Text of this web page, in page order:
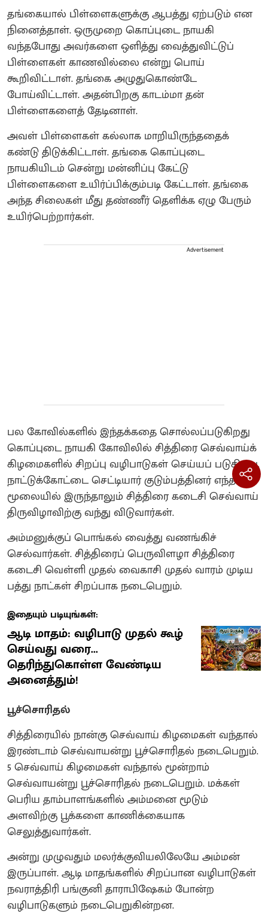
தங்கையால் பிள்ளைகளுக்கு ஆபத்து ஏற்படும் என
நினைத்தாள்‌. ஒருமுறை கொப்புடை நாயகி
வந்தபோது அவர்களை ஒளித்து வைத்துவிட்டுப்
பிள்ளைகள் காணவில்லை என்று பொய்
கூறிவிட்டாள். தங்கை அழுதுகொண்டே
போய்விட்டாள். அதன்பிறகு காடம்மா தன்
பிள்ளைகளைத் தேடினாள்.‌
அவள் பிள்ளைகள் கல்லாக மாறியிருந்ததைக்
கண்டு திடுக்கிட்டாள். தங்கை கொப்புடை
நாயகியிடம் சென்று மன்னிப்பு கேட்டு
பிள்ளைகளை உயிர்ப்பிக்கும்படி கேட்டாள். தங்கை
அந்த சிலைகள் மீது தண்ணீர் தெளிக்க ஏழு பேரும்
உயிர்பெற்றார்கள்.
Advertisement
பல கோவில்களில் இந்தக்கதை சொல்லப்படுகிறது
கொப்புடை நாயகி கோவிலில் சித்திரை செவ்வாய்க்
கிழமைகளில் சிறப்பு வழிபாடுகள் செய்யப் படுகிறது.‌
நாட்டுக்கோட்டை செட்டியார் குடும்பத்தினர் எந்த
மூலையில் இருந்தாலும் சித்திரை கடைசி செவ்வாய்
திருவிழாவிற்கு வந்து விடுவார்கள்.‌
அம்மனுக்குப் பொங்கல் வைத்து வணங்கிச்
செல்வார்கள். ‌சித்திரைப் பெருவிளழா சித்திரை
கடைசி வெள்ளி முதல் வைகாசி முதல் வாரம் முடிய
பத்து நாட்கள் சிறப்பாக நடைபெறும்.
இதையும் படியுங்கள்:
ஆடி மாதம்: வழிபாடு முதல் கூழ்
செய்வது வரை...
தெரிந்துகொள்ள வேண்டிய
அனைத்தும்!
பூச்சொரிதல்
சித்திரையில் நான்கு செவ்வாய் கிழமைகள் வந்தால்
இரண்டாம் செவ்வாயன்று பூச்சொரிதல் நடைபெறும்.
5 செவ்வாய் கிழமைகள் வந்தால் மூன்றாம்
செவ்வாயன்று பூச்சொரிதல் நடைபெறும். மக்கள்
பெரிய தாம்பாளங்களில் அம்மனை மூடும்
அளவிற்கு பூக்களை காணிக்கையாக
செலுத்துவார்கள்.
அன்று முழுவதும் மலர்க்குவியலிலேயே அம்மன்
இருப்பாள். ஆடி மாதங்களில் சிறப்பான வழிபாடுகள்
நவராத்திரி பங்குனி தாராபிஷேகம் போன்ற
வழிபாடுகளும் நடைபெறுகின்றன.